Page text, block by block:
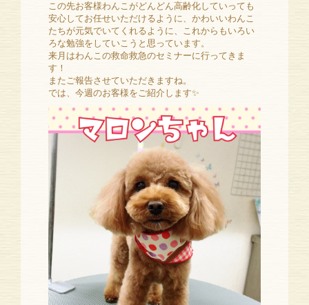
この先お客様わんこがどんどん高齢化していっても
安心してお任せいただけるように、かわいいわんこ
たちが元気でいてくれるように、これからもいろい
ろな勉強をしていこうと思っています。
来月はわんこの救命救急のセミナーに行ってきま
す！
またご報告させていただきますね。
では、今週のお客様をご紹介します✨